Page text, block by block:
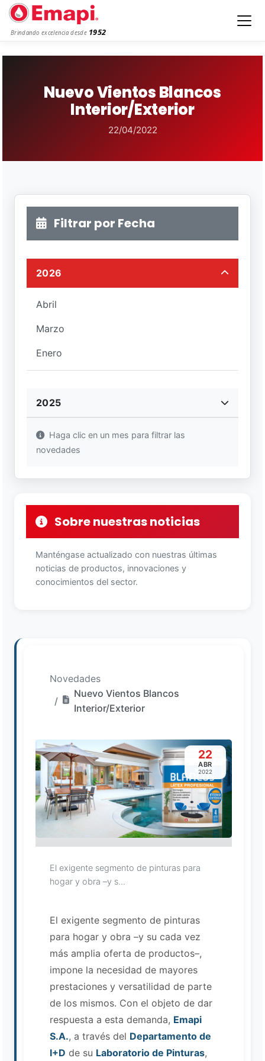
Brindando excelencia desde 1952
Nuevo Vientos Blancos
Interior/Exterior
22/04/2022
Novedades
Nuevo Vientos Blancos
Interior/Exterior
Loading image...
22
ABR
2022
El exigente segmento de pinturas para
hogar y obra –y s...
El exigente segmento de pinturas
para hogar y obra –y su cada vez
más amplia oferta de productos–,
impone la necesidad de mayores
prestaciones y versatilidad de parte
de los mismos. Con el objeto de dar
respuesta a esta demanda, Emapi
S.A., a través del Departamento de
I+D de su Laboratorio de Pinturas,
Filtrar por Fecha
2026
Abril
Marzo
Enero
2025
Haga clic en un mes para filtrar las
novedades
Sobre nuestras noticias
Manténgase actualizado con nuestras últimas
noticias de productos, innovaciones y
conocimientos del sector.
Asistente EMAPI